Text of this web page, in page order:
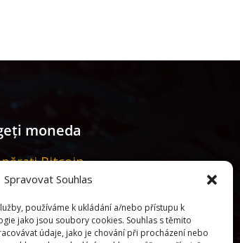
Spravovat Souhlas
používáme k ukládání a/nebo přístupu k
jako jsou soubory cookies. Souhlas s těmito
údaje, jako je chování při procházení nebo
moneda
Bitcoin